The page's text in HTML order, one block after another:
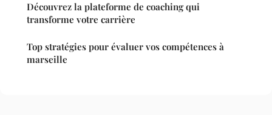
Découvrez la plateforme de coaching qui
transforme votre carrière
Top stratégies pour évaluer vos compétences à
marseille